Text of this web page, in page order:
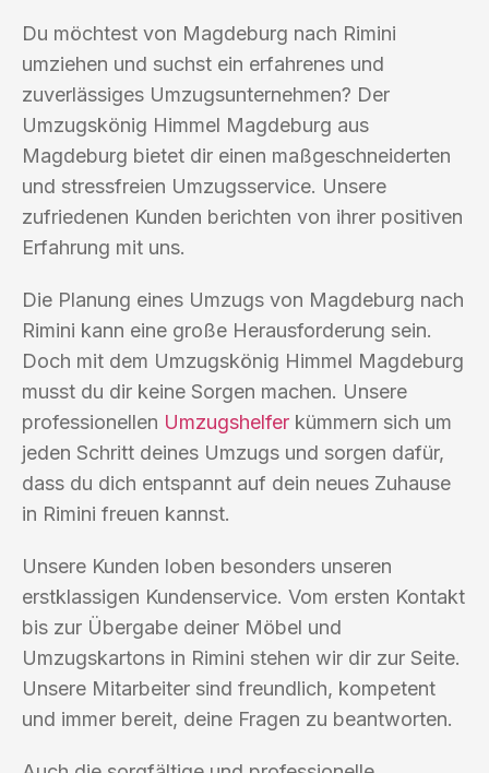
Du möchtest von Magdeburg nach Rimini
umziehen und suchst ein erfahrenes und
zuverlässiges Umzugsunternehmen? Der
Umzugskönig Himmel Magdeburg aus
Magdeburg bietet dir einen maßgeschneiderten
und stressfreien Umzugsservice. Unsere
zufriedenen Kunden berichten von ihrer positiven
Erfahrung mit uns.
Die Planung eines Umzugs von Magdeburg nach
Rimini kann eine große Herausforderung sein.
Doch mit dem Umzugskönig Himmel Magdeburg
musst du dir keine Sorgen machen. Unsere
professionellen Umzugshelfer kümmern sich um
jeden Schritt deines Umzugs und sorgen dafür,
dass du dich entspannt auf dein neues Zuhause
in Rimini freuen kannst.
Unsere Kunden loben besonders unseren
erstklassigen Kundenservice. Vom ersten Kontakt
bis zur Übergabe deiner Möbel und
Umzugskartons in Rimini stehen wir dir zur Seite.
Unsere Mitarbeiter sind freundlich, kompetent
und immer bereit, deine Fragen zu beantworten.